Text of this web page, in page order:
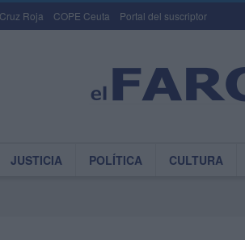
Roja COPE Ceuta Portal del suscriptor
JUSTICIA POLÍTICA CULTURA